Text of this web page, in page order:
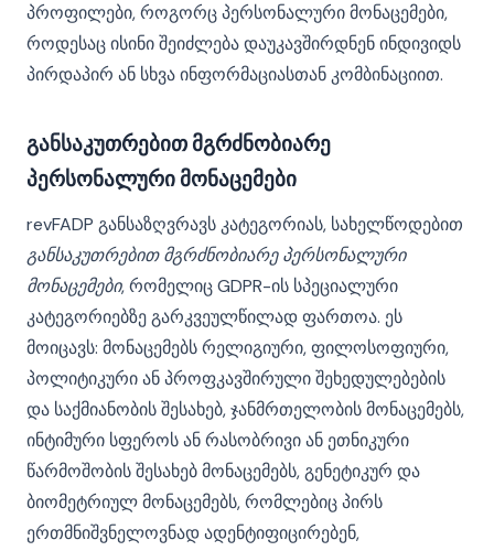
პროფილები, როგორც პერსონალური მონაცემები,
როდესაც ისინი შეიძლება დაუკავშირდნენ ინდივიდს
პირდაპირ ან სხვა ინფორმაციასთან კომბინაციით.
განსაკუთრებით მგრძნობიარე
პერსონალური მონაცემები
revFADP განსაზღვრავს კატეგორიას, სახელწოდებით
განსაკუთრებით მგრძნობიარე პერსონალური
მონაცემები, რომელიც GDPR-ის სპეციალური
კატეგორიებზე გარკვეულწილად ფართოა. ეს
მოიცავს: მონაცემებს რელიგიური, ფილოსოფიური,
პოლიტიკური ან პროფკავშირული შეხედულებების
და საქმიანობის შესახებ, ჯანმრთელობის მონაცემებს,
ინტიმური სფეროს ან რასობრივი ან ეთნიკური
წარმოშობის შესახებ მონაცემებს, გენეტიკურ და
ბიომეტრიულ მონაცემებს, რომლებიც პირს
ერთმნიშვნელოვნად ადენტიფიცირებენ,